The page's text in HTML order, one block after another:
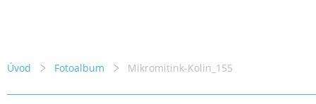
Úvod Fotoalbum Mikromitink-Kolin_155